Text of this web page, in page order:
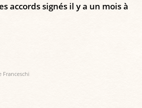
accords signés il y a un mois à
Franceschi